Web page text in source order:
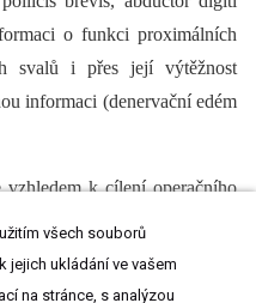
o funkci proximálních
svalů i přes její výtěžnost
informaci (denervační edém
k cílení operačního
předoperačně neposkytují
metodik (např. kožní
přínosné [31,32].
všech souborů
jejich ukládání ve vašem
na stránce, s analýzou